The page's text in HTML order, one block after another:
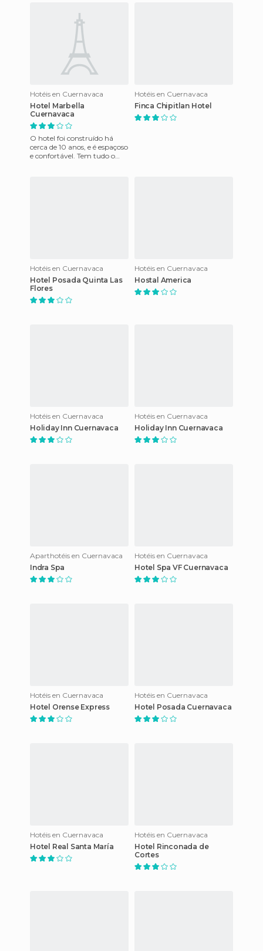
Hotéis en Cuernavaca
Hotel Marbella
Cuernavaca
O hotel foi construído há
cerca de 10 anos, e é espaçoso
e confortável. Tem tudo o
Hotéis en Cuernavaca
Finca Chipitlan Hotel
Hotéis en Cuernavaca
Hotel Posada Quinta Las
Flores
Hotéis en Cuernavaca
Hostal America
Hotéis en Cuernavaca
Holiday Inn Cuernavaca
Hotéis en Cuernavaca
Holiday Inn Cuernavaca
Aparthotéis en Cuernavaca
Indra Spa
Hotéis en Cuernavaca
Hotel Spa VF Cuernavaca
Hotéis en Cuernavaca
Hotel Orense Express
Hotéis en Cuernavaca
Hotel Posada Cuernavaca
Hotéis en Cuernavaca
Hotel Real Santa María
Hotéis en Cuernavaca
Hotel Rinconada de
Cortes